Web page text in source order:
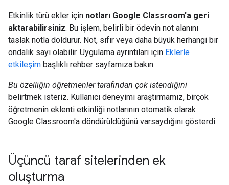
Etkinlik türü ekler için notları Google Classroom'a geri
aktarabilirsiniz. Bu işlem, belirli bir ödevin not alanını
taslak notla doldurur. Not, sıfır veya daha büyük herhangi bir
ondalık sayı olabilir. Uygulama ayrıntıları için Eklerle
etkileşim başlıklı rehber sayfamıza bakın.
Bu özelliğin öğretmenler tarafından çok istendiğini
belirtmek isteriz. Kullanıcı deneyimi araştırmamız, birçok
öğretmenin eklenti etkinliği notlarının otomatik olarak
Google Classroom'a döndürüldüğünü varsaydığını gösterdi.
Üçüncü taraf sitelerinden ek
oluşturma